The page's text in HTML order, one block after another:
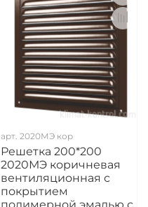
арт. 2020МЭ кор
Решетка 200*200
2020МЭ коричневая
вентиляционная с
покрытием